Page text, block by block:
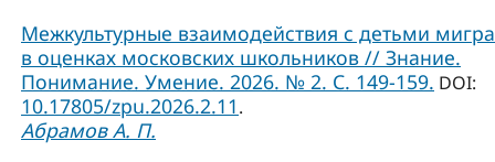
Межкультурные взаимодействия с детьми
в оценках московских школьников // Знание.
Понимание. Умение. 2026. № 2. С. 149-159. DOI:
10.17805/zpu.2026.2.11.
Абрамов А. П.